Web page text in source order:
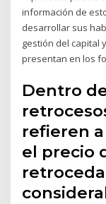
información de
desarrollar sus
gestión del capital
presentan en los
Dentro
refieren
el precio